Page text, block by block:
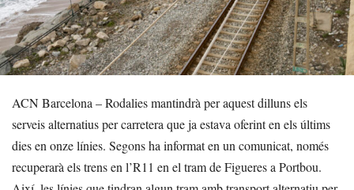
ACN Barcelona – Rodalies mantindrà per aquest dilluns els
serveis alternatius per carretera que ja estava oferint en els últims
dies en onze línies. Segons ha informat en un comunicat, només
recuperarà els trens en l’R11 en el tram de Figueres a Portbou.